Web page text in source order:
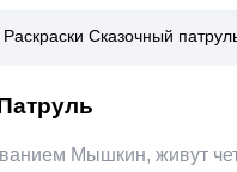
Раскраски Сказочный
Мышкин, живут